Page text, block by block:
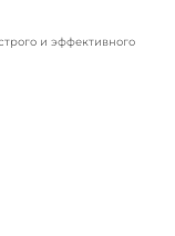
и эффективного